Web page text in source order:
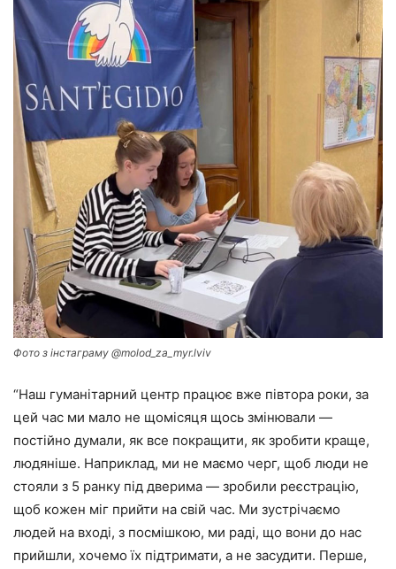
Фото з інстаграму @molod_za_myr.lviv
“Наш гуманітарний центр працює вже півтора роки, за
цей час ми мало не щомісяця щось змінювали —
постійно думали, як все покращити, як зробити краще,
людяніше. Наприклад, ми не маємо черг, щоб люди не
стояли з 5 ранку під дверима — зробили реєстрацію,
щоб кожен міг прийти на свій час. Ми зустрічаємо
людей на вході, з посмішкою, ми раді, що вони до нас
прийшли, хочемо їх підтримати, а не засудити. Перше,